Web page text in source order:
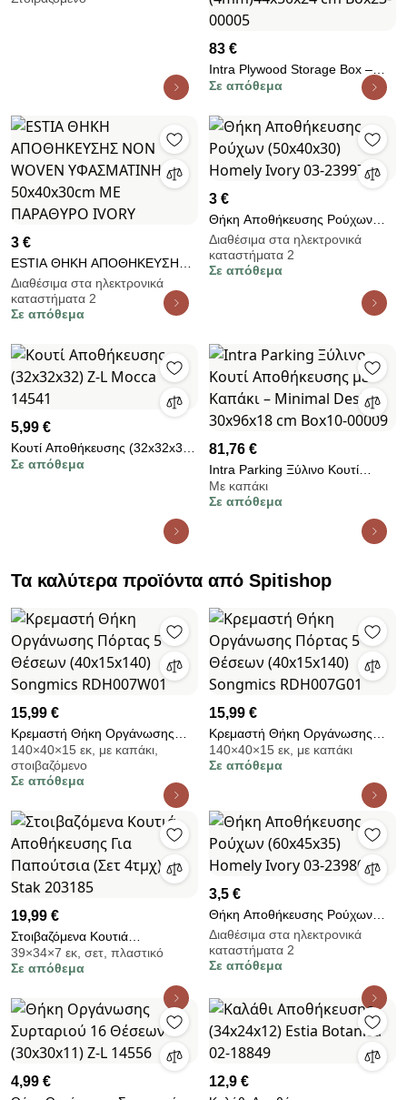
83 €
Intra Plywood Storage Box –
Ξύλινο Κουτί Αποθήκευσης με
(4mm)44x50x24 cm Box23-
00005
Σε απόθεμα
3 €
ESTIA ΘΗΚΗ ΑΠΟΘΗΚΕΥΣΗΣ
NON WOVEN ΥΦΑΣΜΑΤΙΝΗ
50x40x30cm ΜΕ ΠΑΡΑΘΥΡΟ
IVORY
Διαθέσιμα στα ηλεκτρονικά
καταστήματα 2
Σε απόθεμα
3 €
Θήκη Αποθήκευσης Ρούχων
(50x40x30) Homely Ivory 03-
23997
Διαθέσιμα στα ηλεκτρονικά
καταστήματα 2
Σε απόθεμα
5,99 €
Κουτί Αποθήκευσης (32x32x32)
Z-L Mocca 14541
Σε απόθεμα
81,76 €
Intra Parking Ξύλινο Κουτί
Αποθήκευσης με Καπάκι –
Minimal Design 30x96x18 cm
Με καπάκι
Σε απόθεμα
Τα καλύτερα προϊόντα από Spitishop
15,99 €
Κρεμαστή Θήκη Οργάνωσης
Πόρτας 5 Θέσεων (40x15x140)
Songmics RDH007W01
140×40×15 εκ, με καπάκι,
στοιβαζόμενο
Σε απόθεμα
15,99 €
Κρεμαστή Θήκη Οργάνωσης
Πόρτας 5 Θέσεων (40x15x140)
Songmics RDH007G01
140×40×15 εκ, με καπάκι
Σε απόθεμα
19,99 €
Στοιβαζόμενα Κουτιά
Αποθήκευσης Για Παπούτσια
(Σετ 4τμχ) F-V Stak 203185
39×34×7 εκ, σετ, πλαστικό
Σε απόθεμα
3,5 €
Θήκη Αποθήκευσης Ρούχων
(60x45x35) Homely Ivory 03-
23980
Διαθέσιμα στα ηλεκτρονικά
καταστήματα 2
Σε απόθεμα
4,99 € 12,9 €